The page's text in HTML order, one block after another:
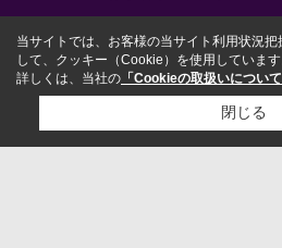
当サイトでは、お客様の当サイト利用状況
して、クッキー（Cookie）を使用しています
詳しくは、当社の 「Cookieの取扱いについて
閉じる